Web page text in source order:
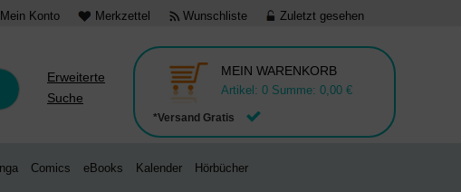
Mein Konto Merkzettel Wunschliste Zuletzt gesehen
Erweiterte
Suche
*Versand Gratis
MEIN WARENKORB
Artikel: 0 Summe: 0,00 €
Comics eBooks Kalender Hörbücher